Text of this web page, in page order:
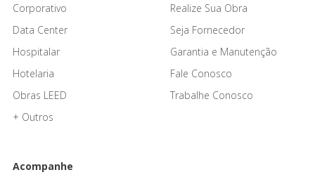
Corporativo
Data Center
Hospitalar
Hotelaria
Obras LEED
+ Outros
Realize Sua Obra
Seja Fornecedor
Garantia e Manutenção
Fale Conosco
Trabalhe Conosco
Acompanhe